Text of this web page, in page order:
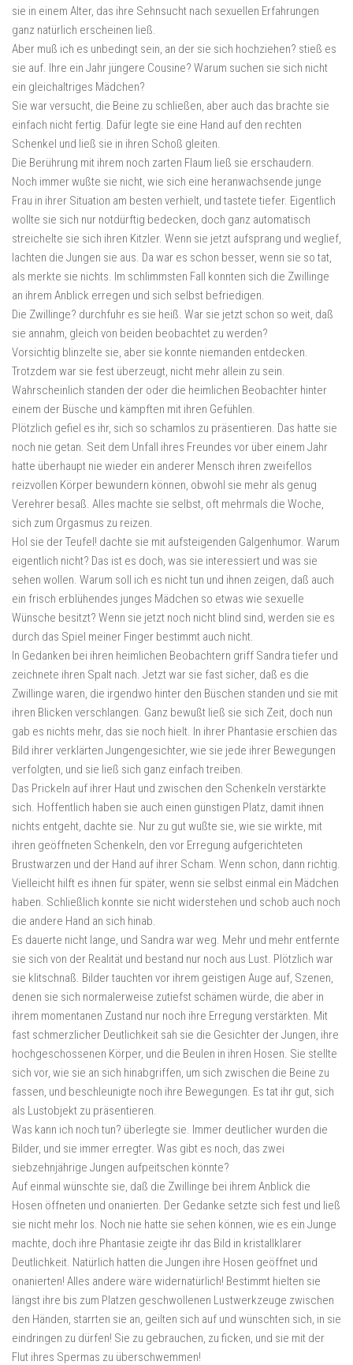
sie in einem Alter, das ihre Sehnsucht nach sexuellen Erfahrungen
ganz natürlich erscheinen ließ.
Aber muß ich es unbedingt sein, an der sie sich hochziehen? stieß es
sie auf. Ihre ein Jahr jüngere Cousine? Warum suchen sie sich nicht
ein gleichaltriges Mädchen?
Sie war versucht, die Beine zu schließen, aber auch das brachte sie
einfach nicht fertig. Dafür legte sie eine Hand auf den rechten
Schenkel und ließ sie in ihren Schoß gleiten.
Die Berührung mit ihrem noch zarten Flaum ließ sie erschaudern.
Noch immer wußte sie nicht, wie sich eine heranwachsende junge
Frau in ihrer Situation am besten verhielt, und tastete tiefer. Eigentlich
wollte sie sich nur notdürftig bedecken, doch ganz automatisch
streichelte sie sich ihren Kitzler. Wenn sie jetzt aufsprang und weglief,
lachten die Jungen sie aus. Da war es schon besser, wenn sie so tat,
als merkte sie nichts. Im schlimmsten Fall konnten sich die Zwillinge
an ihrem Anblick erregen und sich selbst befriedigen.
Die Zwillinge? durchfuhr es sie heiß. War sie jetzt schon so weit, daß
sie annahm, gleich von beiden beobachtet zu werden?
Vorsichtig blinzelte sie, aber sie konnte niemanden entdecken.
Trotzdem war sie fest überzeugt, nicht mehr allein zu sein.
Wahrscheinlich standen der oder die heimlichen Beobachter hinter
einem der Büsche und kämpften mit ihren Gefühlen.
Plötzlich gefiel es ihr, sich so schamlos zu präsentieren. Das hatte sie
noch nie getan. Seit dem Unfall ihres Freundes vor über einem Jahr
hatte überhaupt nie wieder ein anderer Mensch ihren zweifellos
reizvollen Körper bewundern können, obwohl sie mehr als genug
Verehrer besaß. Alles machte sie selbst, oft mehrmals die Woche,
sich zum Orgasmus zu reizen.
Hol sie der Teufel! dachte sie mit aufsteigenden Galgenhumor. Warum
eigentlich nicht? Das ist es doch, was sie interessiert und was sie
sehen wollen. Warum soll ich es nicht tun und ihnen zeigen, daß auch
ein frisch erblühendes junges Mädchen so etwas wie sexuelle
Wünsche besitzt? Wenn sie jetzt noch nicht blind sind, werden sie es
durch das Spiel meiner Finger bestimmt auch nicht.
In Gedanken bei ihren heimlichen Beobachtern griff Sandra tiefer und
zeichnete ihren Spalt nach. Jetzt war sie fast sicher, daß es die
Zwillinge waren, die irgendwo hinter den Büschen standen und sie mit
ihren Blicken verschlangen. Ganz bewußt ließ sie sich Zeit, doch nun
gab es nichts mehr, das sie noch hielt. In ihrer Phantasie erschien das
Bild ihrer verklärten Jungengesichter, wie sie jede ihrer Bewegungen
verfolgten, und sie ließ sich ganz einfach treiben.
Das Prickeln auf ihrer Haut und zwischen den Schenkeln verstärkte
sich. Hoffentlich haben sie auch einen günstigen Platz, damit ihnen
nichts entgeht, dachte sie. Nur zu gut wußte sie, wie sie wirkte, mit
ihren geöffneten Schenkeln, den vor Erregung aufgerichteten
Brustwarzen und der Hand auf ihrer Scham. Wenn schon, dann richtig.
Vielleicht hilft es ihnen für später, wenn sie selbst einmal ein Mädchen
haben. Schließlich konnte sie nicht widerstehen und schob auch noch
die andere Hand an sich hinab.
Es dauerte nicht lange, und Sandra war weg. Mehr und mehr entfernte
sie sich von der Realität und bestand nur noch aus Lust. Plötzlich war
sie klitschnaß. Bilder tauchten vor ihrem geistigen Auge auf, Szenen,
denen sie sich normalerweise zutiefst schämen würde, die aber in
ihrem momentanen Zustand nur noch ihre Erregung verstärkten. Mit
fast schmerzlicher Deutlichkeit sah sie die Gesichter der Jungen, ihre
hochgeschossenen Körper, und die Beulen in ihren Hosen. Sie stellte
sich vor, wie sie an sich hinabgriffen, um sich zwischen die Beine zu
fassen, und beschleunigte noch ihre Bewegungen. Es tat ihr gut, sich
als Lustobjekt zu präsentieren.
Was kann ich noch tun? überlegte sie. Immer deutlicher wurden die
Bilder, und sie immer erregter. Was gibt es noch, das zwei
siebzehnjährige Jungen aufpeitschen könnte?
Auf einmal wünschte sie, daß die Zwillinge bei ihrem Anblick die
Hosen öffneten und onanierten. Der Gedanke setzte sich fest und ließ
sie nicht mehr los. Noch nie hatte sie sehen können, wie es ein Junge
machte, doch ihre Phantasie zeigte ihr das Bild in kristallklarer
Deutlichkeit. Natürlich hatten die Jungen ihre Hosen geöffnet und
onanierten! Alles andere wäre widernatürlich! Bestimmt hielten sie
längst ihre bis zum Platzen geschwollenen Lustwerkzeuge zwischen
den Händen, starrten sie an, geilten sich auf und wünschten sich, in sie
eindringen zu dürfen! Sie zu gebrauchen, zu ficken, und sie mit der
Flut ihres Spermas zu überschwemmen!